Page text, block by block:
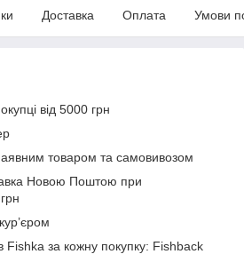
Доставка Оплата Умови
від 5000 грн
товаром та самовивозом
Новою Поштою при
Fishka за кожну покупку: Fishback